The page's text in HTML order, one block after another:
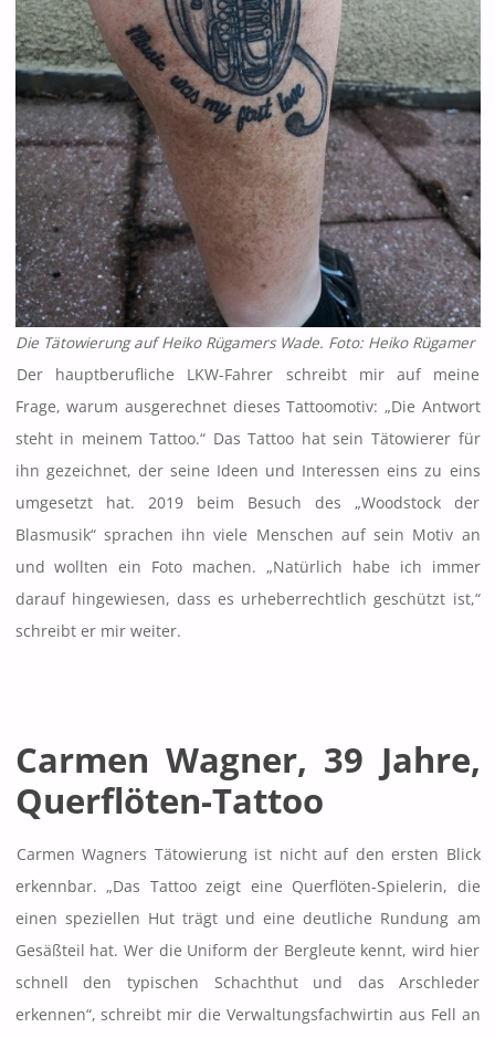
Die Tätowierung auf Heiko Rügamers Wade. Foto: Heiko Rügamer
Der hauptberufliche LKW-Fahrer schreibt mir auf meine
Frage, warum ausgerechnet dieses Tattoomotiv: „Die Antwort
steht in meinem Tattoo.“ Das Tattoo hat sein Tätowierer für
ihn gezeichnet, der seine Ideen und Interessen eins zu eins
umgesetzt hat. 2019 beim Besuch des „Woodstock der
Blasmusik“ sprachen ihn viele Menschen auf sein Motiv an
und wollten ein Foto machen. „Natürlich habe ich immer
darauf hingewiesen, dass es urheberrechtlich geschützt ist,“
schreibt er mir weiter.
Carmen Wagner, 39 Jahre,
Querflöten-Tattoo
Carmen Wagners Tätowierung ist nicht auf den ersten Blick
erkennbar. „Das Tattoo zeigt eine Querflöten-Spielerin, die
einen speziellen Hut trägt und eine deutliche Rundung am
Gesäßteil hat. Wer die Uniform der Bergleute kennt, wird hier
schnell den typischen Schachthut und das Arschleder
erkennen“, schreibt mir die Verwaltungsfachwirtin aus Fell an